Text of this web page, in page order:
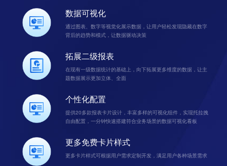
数据可视化
通过图表、数字等视觉化展示数据，让用户轻松发现隐藏在数字
背后的趋势和模式，让数据驱动决策
拓展二级报表
在现有一级数据统计的基础上，向下拓展更多维度的数据，让主
题数据展示更加立体、全面
个性化配置
提供20多款报表卡片设计，丰富多样的可视化组件，实现托拉拽
自由配置，一分钟快速搭建符合业务场景的数据可视化看板
更多免费卡片样式
更多卡片样式可根据用户需求定制开发，满足用户各种场景需求